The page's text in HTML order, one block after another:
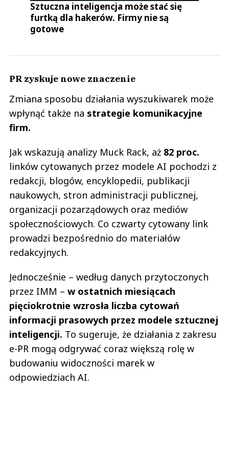
Sztuczna inteligencja może stać się
furtką dla hakerów. Firmy nie są
gotowe
PR zyskuje nowe znaczenie
Zmiana sposobu działania wyszukiwarek może
wpłynąć także na strategie komunikacyjne
firm.
Jak wskazują analizy Muck Rack, aż 82 proc.
linków cytowanych przez modele AI pochodzi z
redakcji, blogów, encyklopedii, publikacji
naukowych, stron administracji publicznej,
organizacji pozarządowych oraz mediów
społecznościowych. Co czwarty cytowany link
prowadzi bezpośrednio do materiałów
redakcyjnych.
Jednocześnie – według danych przytoczonych
przez IMM – w ostatnich miesiącach
pięciokrotnie wzrosła liczba cytowań
informacji prasowych przez modele sztucznej
inteligencji. To sugeruje, że działania z zakresu
e-PR mogą odgrywać coraz większą rolę w
budowaniu widoczności marek w
odpowiedziach AI.